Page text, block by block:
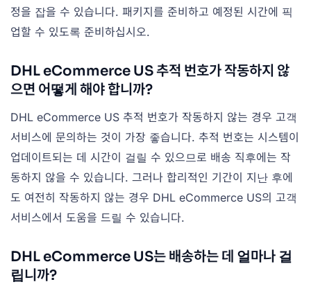
정을 잡을 수 있습니다. 패키지를 준비하고 예정된 시간에 픽
업할 수 있도록 준비하십시오.
DHL eCommerce US 추적 번호가 작동하지 않
으면 어떻게 해야 합니까?
DHL eCommerce US 추적 번호가 작동하지 않는 경우 고객
서비스에 문의하는 것이 가장 좋습니다. 추적 번호는 시스템이
업데이트되는 데 시간이 걸릴 수 있으므로 배송 직후에는 작
동하지 않을 수 있습니다. 그러나 합리적인 기간이 지난 후에
도 여전히 작동하지 않는 경우 DHL eCommerce US의 고객
서비스에서 도움을 드릴 수 있습니다.
DHL eCommerce US는 배송하는 데 얼마나 걸
립니까?